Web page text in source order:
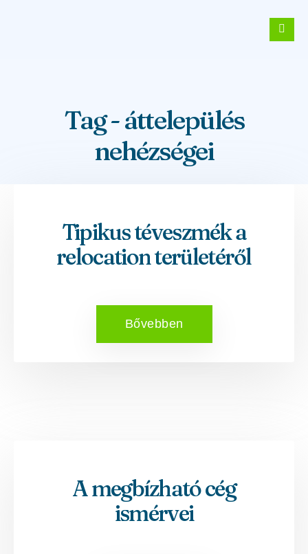
Tag - áttelepülés
nehézségei
Tipikus téveszmék a
relocation területéről
Bővebben
A megbízható cég
ismérvei